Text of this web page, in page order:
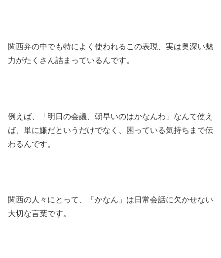
関西弁の中でも特によく使われるこの表現、実は奥深い魅
力がたくさん詰まっているんです。
例えば、「明日の会議、朝早いのはかなんわ」なんて使え
ば、単に嫌だというだけでなく、困っている気持ちまで伝
わるんです。
関西の人々にとって、「かなん」は日常会話に欠かせない
大切な言葉です。